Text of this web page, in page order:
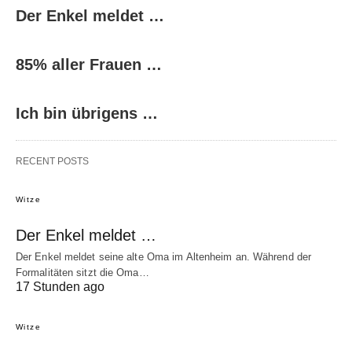
Der Enkel meldet …
85% aller Frauen …
Ich bin übrigens …
RECENT POSTS
Witze
Der Enkel meldet …
Der Enkel meldet seine alte Oma im Altenheim an. Während der
Formalitäten sitzt die Oma…
17 Stunden ago
Witze